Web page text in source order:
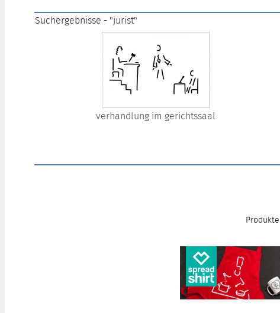
Suchergebnisse - "jurist"
verhandlung im gerichtssaal